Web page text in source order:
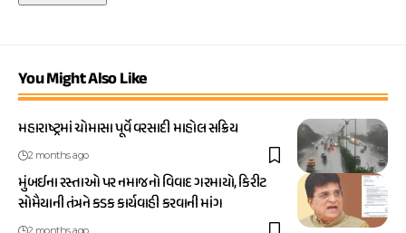
You Might Also Like
મહારાષ્ટ્રમાં ચોમાસા પૂર્વે વરસાદી માહોલ સક્રિય
2 months ago
મુંબઈના રસ્તાઓ પર નમાજનો વિવાદ ગરમાયો, કિરીટ
સોમૈયાની તંત્રને કડક કાર્યવાહી કરવાની માંગ